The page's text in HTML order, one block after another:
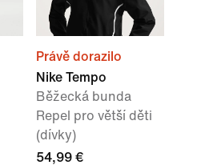
Právě dorazilo
Nike Tempo
Běžecká bunda
Repel pro větší děti
(dívky)
54,99 €